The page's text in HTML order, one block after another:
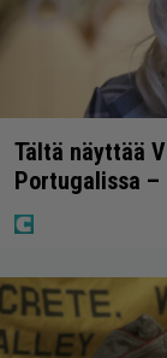
Tältä näyttää
Portugalissa –